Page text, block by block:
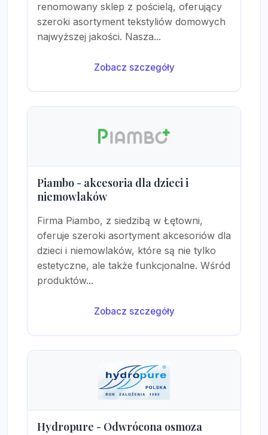
renomowany sklep z pościelą, oferujący
szeroki asortyment tekstyliów domowych
najwyższej jakości. Nasza...
Zobacz szczegóły
Piambo - akcesoria dla dzieci i
niemowlaków
Firma Piambo, z siedzibą w Łętowni,
oferuje szeroki asortyment akcesoriów dla
dzieci i niemowlaków, które są nie tylko
estetyczne, ale także funkcjonalne. Wśród
produktów...
Zobacz szczegóły
Hydropure - Odwrócona osmoza